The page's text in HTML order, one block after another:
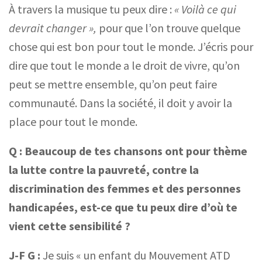
À travers la musique tu peux dire : « Voilà ce qui
devrait changer », pour que l’on trouve quelque
chose qui est bon pour tout le monde. J’écris pour
dire que tout le monde a le droit de vivre, qu’on
peut se mettre ensemble, qu’on peut faire
communauté. Dans la société, il doit y avoir la
place pour tout le monde.
Q : Beaucoup de tes chansons ont pour thème
la lutte contre la pauvreté, contre la
discrimination des femmes et des personnes
handicapées, est-ce que tu peux dire d’où te
vient cette sensibilité ?
J-F G : Je suis « un enfant du Mouvement ATD